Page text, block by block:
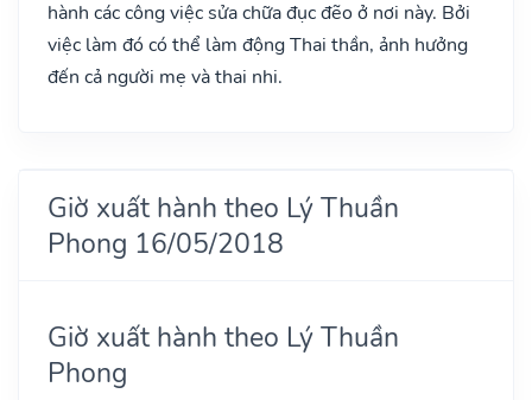
hành các công việc sửa chữa đục đẽo ở nơi này. Bởi
việc làm đó có thể làm động Thai thần, ảnh hưởng
đến cả người mẹ và thai nhi.
Giờ xuất hành theo Lý Thuần
Phong 16/05/2018
Giờ xuất hành theo Lý Thuần
Phong